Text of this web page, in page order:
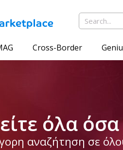
Cross-Border
όλα
αναζήτηση σε